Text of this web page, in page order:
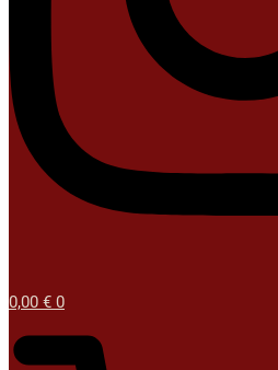
0,00 € 0